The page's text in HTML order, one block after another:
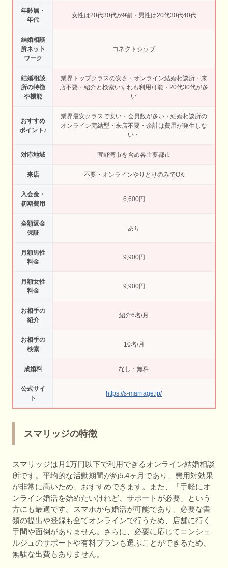
年齢層・
年代
女性は20代30代が9割・男性は20代30代40代
結婚相談
所ネット
ワーク
コネクトシップ
結婚相談
所の特徴
や機能
業界トップクラスの安さ・オンライン結婚相談所・来
店不要・紹介と検索いずれも利用可能・20代30代が多
い
おすすめ
ポイント♪
業界最安クラスで安い・会員数が多い・結婚相談所の
オンライン完結型・来店不要・余計は費用が発生しな
い・
対応地域 宜野湾市を含め各主要都市
来店 不要・オンラインやりとりのみでOK
入会金・
初期費用
6,600円
全額返金
保証
あり
月額男性
料金
9,900円
月額女性
料金
9,900円
お相手の
紹介
紹介6名/月
お相手の
検索
10名/月
成婚料 なし・無料
公式サイ
ト
https://s-marriage.jp/
スマリッジの特徴
スマリッジは月1万円以下で利用できるオンライン結婚相談
所です。平均的な活動期間が約5.4ヶ月であり、費用対効果
が非常に高いため、おすすめできます。また、「手軽にオ
ンライン婚活を始めたいけれど、サポートが必要」という
方にも最適です。スマホから婚活が可能であり、必要な書
類の提出や登録も全てオンラインで行うため、店舗に行く
手間や面倒がありません。さらに、必要に応じてコンシェ
ルジュのサポートや有料プランも選ぶことができるため、
無駄な出費もありません。